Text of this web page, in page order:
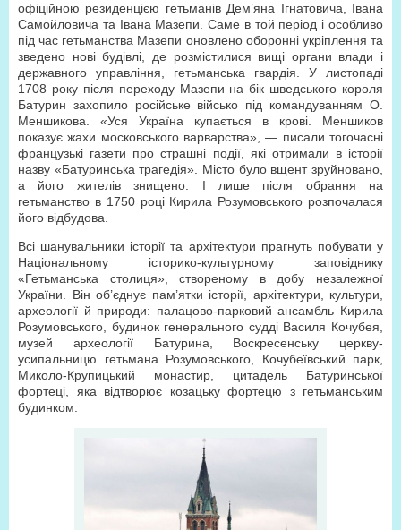
офіційною резиденцією гетьманів Дем’яна Ігнатовича, Івана
Самойловича та Івана Мазепи. Саме в той період і особливо
під час гетьманства Мазепи оновлено оборонні укріплення та
зведено нові будівлі, де розмістилися вищі органи влади і
державного управління, гетьманська гвардія. У листопаді
1708 року після переходу Мазепи на бік шведського короля
Батурин захопило російське військо під командуванням О.
Меншикова. «Уся Україна купається в крові. Меншиков
показує жахи московського варварства», — писали тогочасні
французькі газети про страшні події, які отримали в історії
назву «Батуринська трагедія». Місто було вщент зруйновано,
а його жителів знищено. І лише після обрання на
гетьманство в 1750 році Кирила Розумовського розпочалася
його відбудова.
Всі шанувальники історії та архітектури прагнуть побувати у
Національному історико-культурному заповіднику
«Гетьманська столиця», створеному в добу незалежної
України. Він об’єднує пам’ятки історії, архітектури, культури,
археології й природи: палацово-парковий ансамбль Кирила
Розумовського, будинок генерального судді Василя Кочубея,
музей археології Батурина, Воскресенську церкву-
усипальницю гетьмана Розумовського, Кочубеївський парк,
Миколо-Крупицький монастир, цитадель Батуринської
фортеці, яка відтворює козацьку фортецю з гетьманським
будинком.